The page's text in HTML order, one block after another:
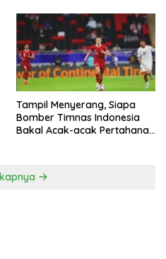
Tampil Menyerang, Siapa
Bomber Timnas Indonesia
Bakal Acak-acak Pertahanan